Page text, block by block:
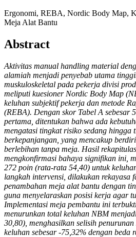
Ergonomi, REBA, Nordic Body Map,
Meja Alat Bantu
Abstract
Aktivitas manual handling material
alamiah menjadi penyebab utama
muskuloskeletal pada pekerja divisi
meliputi kuesioner Nordic Body Map
keluhan subjektif pekerja dan metode
(REBA). Dengan skor Tabel A sebesar
pertama, ditentukan bahwa ada
mengatasi tingkat risiko sedang hingga
berkepanjangan, yang mencakup
berlebihan tanpa meja. Hasil
mengkonfirmasi bahaya signifikan ini,
272 poin (rata-rata 54,40) untuk
langkah intervensi, dilakukan rekayasa
penambahan meja alat bantu dengan
guna menyelaraskan posisi kerja agar
Implementasi meja pembantu ini
menurunkan total keluhan NBM
30,80), menghasilkan selisih
keluhan sebesar -75,32% dengan beda